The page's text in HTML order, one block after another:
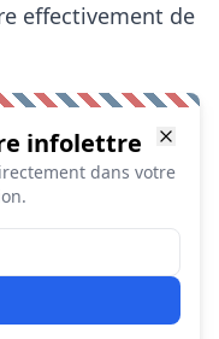
effectivement de
infolettre
dans votre